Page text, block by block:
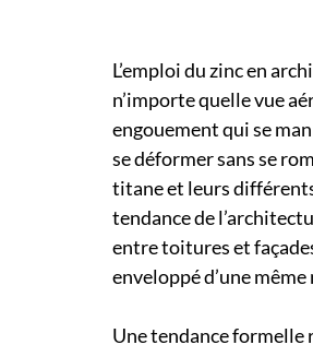
L’emploi du zinc en
n’importe quelle vue
engouement qui se
se déformer sans se
titane et leurs
tendance de
entre toitures et
enveloppé d’une
Une tendance formelle